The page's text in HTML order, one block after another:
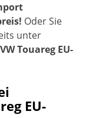
Oder Sie
unter
Touareg EU-
EU-